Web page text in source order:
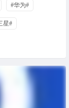
#华为#
星#